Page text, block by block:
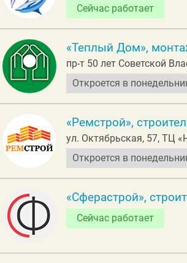
Сейчас работает
«Теплый Дом»,
пр-т 50 лет Советской
Откроется в
«Ремстрой»,
ул. Октябрьская, 57, ТЦ
Откроется в
«Сферастрой»,
Сейчас работает